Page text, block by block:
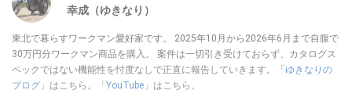
幸成（ゆきなり）
東北で暮らすワークマン愛好家です。 2025年10月から2026年6月まで自腹で
30万円分ワークマン商品を購入。 案件は一切引き受けておらず、カタログス
ペックではない機能性を忖度なしで正直に報告していきます。「 ゆきなりの
ブログ 」はこちら。「 YouTube 」はこちら。